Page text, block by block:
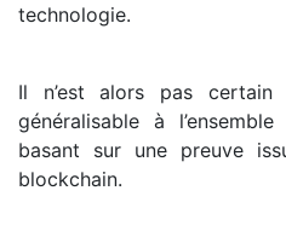
technologie.
Il n’est alors pas
généralisable à
basant sur une preuve
blockchain.